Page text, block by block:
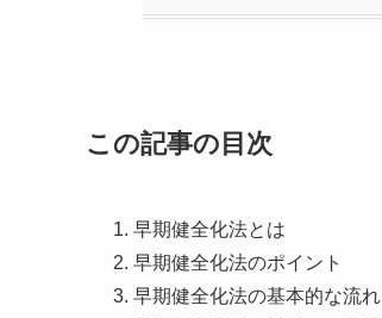
この記事の目次
早期健全化法とは
早期健全化法のポイント
早期健全化法の基本的な流れ